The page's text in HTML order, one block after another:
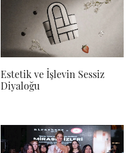
Estetik ve İşlevin Sessiz
Diyaloğu